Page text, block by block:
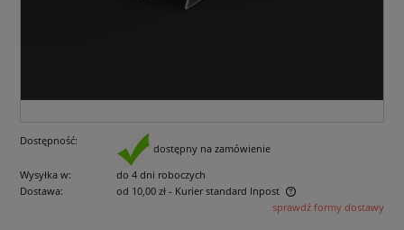
Dostępność:
dostępny na zamówienie
Wysyłka w:
do 4 dni roboczych
Dostawa:
od 10,00 zł - Kurier standard Inpost
Cena nie zawiera ewentualnych kosztów płatnościsprawdź formy dostawy